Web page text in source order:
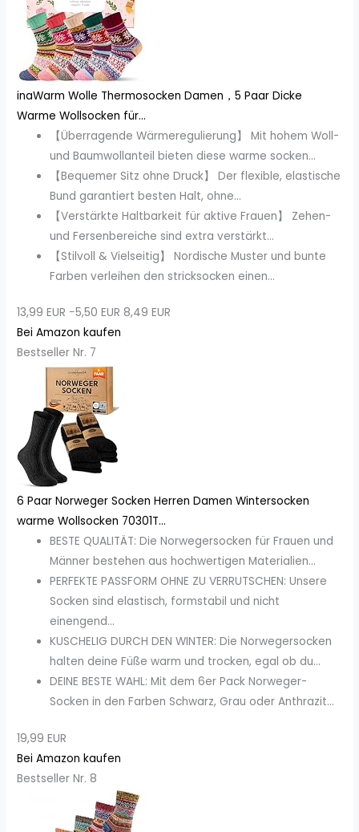
inaWarm ​​Wolle​ Thermosocken Damen，5 Paar Dicke
Warme Wollsocken für...
【Überragende Wärmeregulierung】 Mit hohem Woll-
und Baumwollanteil bieten diese warme socken...
【Bequemer Sitz ohne Druck】 Der flexible, elastische
Bund garantiert besten Halt, ohne...
【Verstärkte Haltbarkeit für aktive Frauen】 Zehen-
und Fersenbereiche sind extra verstärkt...
【Stilvoll & Vielseitig】 Nordische Muster und bunte
Farben verleihen den stricksocken einen...
13,99 EUR −5,50 EUR 8,49 EUR
Bei Amazon kaufen
Bestseller Nr. 7
6 Paar Norweger Socken Herren Damen Wintersocken
warme Wollsocken 70301T...
BESTE QUALITÄT: Die Norwegersocken für Frauen und
Männer bestehen aus hochwertigen Materialien...
PERFEKTE PASSFORM OHNE ZU VERRUTSCHEN: Unsere
Socken sind elastisch, formstabil und nicht
einengend...
KUSCHELIG DURCH DEN WINTER: Die Norwegersocken
halten deine Füße warm und trocken, egal ob du...
DEINE BESTE WAHL: Mit dem 6er Pack Norweger-
Socken in den Farben Schwarz, Grau oder Anthrazit...
19,99 EUR
Bei Amazon kaufen
Bestseller Nr. 8